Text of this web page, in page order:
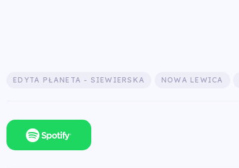
EDYTA PŁANETA - SIEWIERSKA NOWA LEWICA